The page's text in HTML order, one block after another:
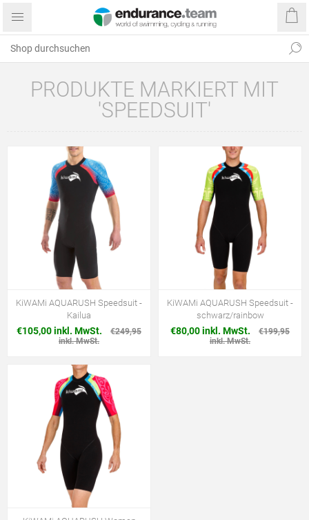
PRODUKTE MARKIERT MIT
'SPEEDSUIT'
KiWAMi AQUARUSH Speedsuit -
Kailua
€105,00 inkl. MwSt.
€249,95
inkl. MwSt.
KiWAMi AQUARUSH Speedsuit -
schwarz/rainbow
€80,00 inkl. MwSt.
€199,95
inkl. MwSt.